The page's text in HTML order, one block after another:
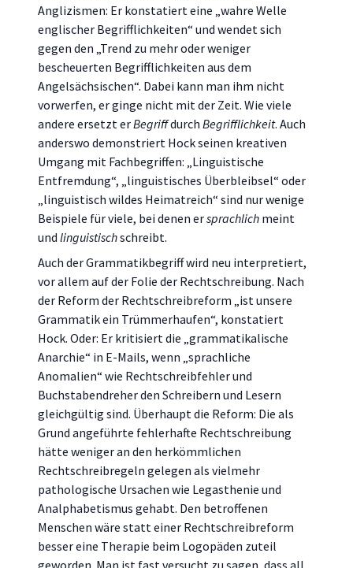
Anglizismen: Er konstatiert eine „wahre Welle
englischer Begrifflichkeiten“ und wendet sich
gegen den „Trend zu mehr oder weniger
bescheuerten Begrifflichkeiten aus dem
Angelsächsischen“. Dabei kann man ihm nicht
vorwerfen, er ginge nicht mit der Zeit. Wie viele
andere ersetzt erBegriffdurch Begrifflichkeit. Auch
anderswo demonstriert Hock seinen kreativen
Umgang mit Fachbegriffen: „Linguistische
Entfremdung“, „linguistisches Überbleibsel“ oder
„linguistisch wildes Heimatreich“ sind nur wenige
Beispiele für viele, bei denen ersprachlich meint
und linguistischschreibt.
Auch der Grammatikbegriff wird neu interpretiert,
vor allem auf der Folie der Rechtschreibung. Nach
der Reform der Rechtschreibreform „ist unsere
Grammatik ein Trümmerhaufen“, konstatiert
Hock. Oder: Er kritisiert die „grammatikalische
Anarchie“ in E-Mails, wenn „sprachliche
Anomalien“ wie Rechtschreibfehler und
Buchstabendreher den Schreibern und Lesern
gleichgültig sind. Überhaupt die Reform: Die als
Grund angeführte fehlerhafte Rechtschreibung
hätte weniger an den herkömmlichen
Rechtschreibregeln gelegen als vielmehr
pathologische Ursachen wie Legasthenie und
Analphabetismus gehabt. Den betroffenen
Menschen wäre statt einer Rechtschreibreform
besser eine Therapie beim Logopäden zuteil
geworden. Man ist fast versucht zu sagen, dass all